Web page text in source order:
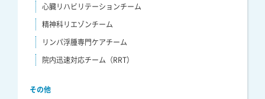
心臓リハビリテーションチーム
精神科リエゾンチーム
リンパ浮腫専門ケアチーム
院内迅速対応チーム（RRT）
その他